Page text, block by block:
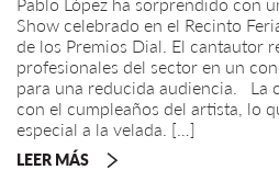
Show celebrado en el Recinto
de los Premios Dial. El cantautor
profesionales del sector en un
para una reducida audiencia. La
con el cumpleaños del artista, lo
especial a la velada. […]
LEER MÁS